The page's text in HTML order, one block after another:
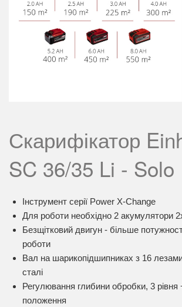
Скарифікатор
SC 36/35 Li - Solo
Інструмент серії Power X-Change
Для роботи необхідно 2 акумулятори
Безщітковий двигун - більше
роботи
Вал на шарикопідшипниках з 16
сталі
Регулювання глибини обробки, 3 рівня
положення